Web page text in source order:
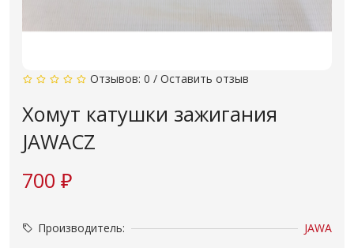
Отзывов: 0 / Оставить отзыв
Хомут катушки зажигания
JAWACZ
700 ₽
Производитель:
JAWA